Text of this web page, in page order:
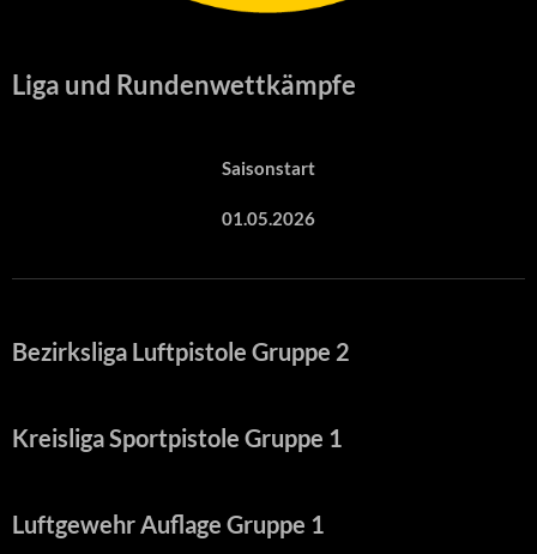
Liga und Rundenwettkämpfe
Saisonstart
01.05.2026
Bezirksliga Luftpistole Gruppe 2
Kreisliga Sportpistole Gruppe 1
Luftgewehr Auflage Gruppe 1